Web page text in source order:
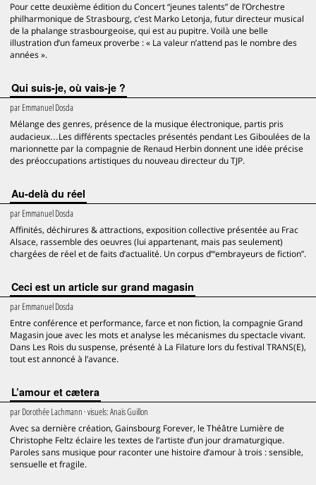
Pour cette deuxième édition du Concert “jeunes talents” de l’Orchestre
philharmonique de Strasbourg, c’est Marko Letonja, futur directeur musical
de la phalange strasbourgeoise, qui est au pupitre. Voilà une belle
illustration d’un fameux proverbe : « La valeur n’attend pas le nombre des
années ».
Qui suis-je, où vais-je ?
parEmmanuel Dosda
Mélange des genres, présence de la musique électronique, partis pris
audacieux…Les différents spectacles présentés pendant Les Giboulées de la
marionnette par la compagnie de Renaud Herbin donnent une idée précise
des préoccupations artistiques du nouveau directeur du TJP.
Au-delà du réel
parEmmanuel Dosda
Affinités, déchirures & attractions, exposition collective présentée au Frac
Alsace, rassemble des oeuvres (lui appartenant, mais pas seulement)
chargées de réel et de faits d’actualité. Un corpus d’“embrayeurs de fiction”.
Ceci est un article sur grand magasin
parEmmanuel Dosda
Entre conférence et performance, farce et non fiction, la compagnie Grand
Magasin joue avec les mots et analyse les mécanismes du spectacle vivant.
Dans Les Rois du suspense, présenté à La Filature lors du festival TRANS(E),
tout est annoncé à l’avance.
L’amour et cætera
parDorothée Lachmann · visuels:Anaïs Guillon
Avec sa dernière création, Gainsbourg Forever, le Théâtre Lumière de
Christophe Feltz éclaire les textes de l’artiste d’un jour dramaturgique.
Paroles sans musique pour raconter une histoire d’amour à trois : sensible,
sensuelle et fragile.